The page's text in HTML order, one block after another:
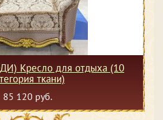
Кресло для отдыха (10
ткани)
85 120 руб.